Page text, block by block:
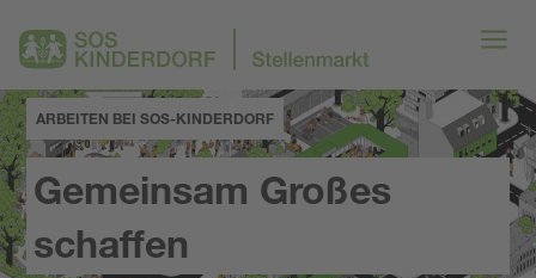
ARBEITEN BEI SOS-KINDERDORF
Gemeinsam Großes
schaffen